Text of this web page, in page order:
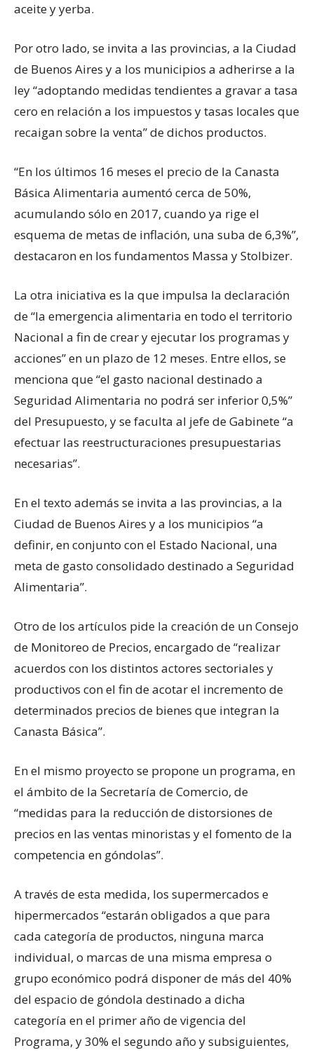
aceite y yerba.
Por otro lado, se invita a las provincias, a la Ciudad
de Buenos Aires y a los municipios a adherirse a la
ley “adoptando medidas tendientes a gravar a tasa
cero en relación a los impuestos y tasas locales que
recaigan sobre la venta” de dichos productos.
“En los últimos 16 meses el precio de la Canasta
Básica Alimentaria aumentó cerca de 50%,
acumulando sólo en 2017, cuando ya rige el
esquema de metas de inflación, una suba de 6,3%”,
destacaron en los fundamentos Massa y Stolbizer.
La otra iniciativa es la que impulsa la declaración
de “la emergencia alimentaria en todo el territorio
Nacional a fin de crear y ejecutar los programas y
acciones” en un plazo de 12 meses. Entre ellos, se
menciona que “el gasto nacional destinado a
Seguridad Alimentaria no podrá ser inferior 0,5%”
del Presupuesto, y se faculta al jefe de Gabinete “a
efectuar las reestructuraciones presupuestarias
necesarias”.
En el texto además se invita a las provincias, a la
Ciudad de Buenos Aires y a los municipios “a
definir, en conjunto con el Estado Nacional, una
meta de gasto consolidado destinado a Seguridad
Alimentaria”.
Otro de los artículos pide la creación de un Consejo
de Monitoreo de Precios, encargado de “realizar
acuerdos con los distintos actores sectoriales y
productivos con el fin de acotar el incremento de
determinados precios de bienes que integran la
Canasta Básica”.
En el mismo proyecto se propone un programa, en
el ámbito de la Secretaría de Comercio, de
“medidas para la reducción de distorsiones de
precios en las ventas minoristas y el fomento de la
competencia en góndolas”.
A través de esta medida, los supermercados e
hipermercados “estarán obligados a que para
cada categoría de productos, ninguna marca
individual, o marcas de una misma empresa o
grupo económico podrá disponer de más del 40%
del espacio de góndola destinado a dicha
categoría en el primer año de vigencia del
Programa, y 30% el segundo año y subsiguientes,